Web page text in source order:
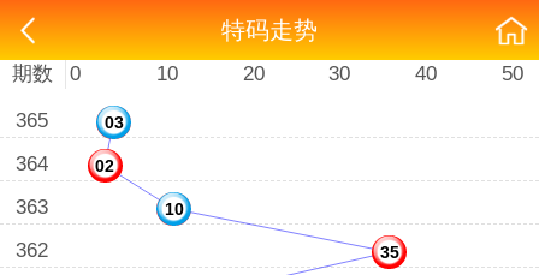
特码走势
香港时乐彩 特码走势 最近50期
期数 0 10 20 30 40 50
365 03
364 02
363 10
362 35